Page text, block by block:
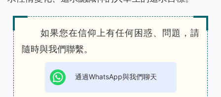
如果您在信仰上有任何困惑、問題，請
隨時與我們聯繫。
通過WhatsApp與我們聊天